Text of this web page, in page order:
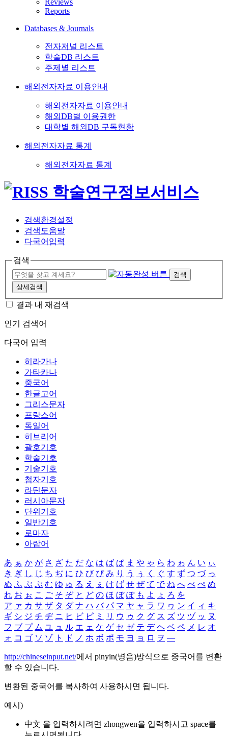
Reviews
Reports
Databases & Journals
전자저널 리스트
학술DB 리스트
주제별 리스트
해외전자자료 이용안내
해외전자자료 이용안내
해외DB별 이용권한
대학별 해외DB 구독현황
해외전자자료 통계
해외전자자료 통계
검색환경설정
검색도움말
다국어입력
검색
검색
상세검색
결과 내 재검색
인기 검색어
다국어 입력
히라가나
가타카나
중국어
한글고어
그리스문자
프랑스어
독일어
히브리어
괄호기호
학술기호
기술기호
첨자기호
라틴문자
러시아문자
단위기호
일반기호
로마자
아랍어
あ ぁ か が さ ざ た だ な は ば ぱ ま や ゃ ら わ ゎ ん い ぃ
き ぎ し じ ち ぢ に ひ び ぴ み り う ぅ く ぐ す ず つ づ っ
ぬ ふ ぶ ぷ む ゆ ゅ る え ぇ け げ せ ぜ て で ね へ べ ぺ め
れ お ぉ こ ご そ ぞ と ど の ほ ぼ ぽ も よ ょ ろ を
ア ァ カ サ ザ タ ダ ナ ハ バ パ マ ヤ ャ ラ ワ ヮ ン イ ィ キ
ギ シ ジ チ ヂ ニ ヒ ビ ピ ミ リ ウ ゥ ク グ ス ズ ツ ヅ ッ ヌ
フ ブ プ ム ユ ュ ル エ ェ ケ ゲ セ ゼ テ デ ヘ ベ ペ メ レ オ
ォ コ ゴ ソ ゾ ト ド ノ ホ ボ ポ モ ヨ ョ ロ ヲ ―
http://chineseinput.net/에서 pinyin(병음)방식으로 중국어를 변환
할 수 있습니다.
변환된 중국어를 복사하여 사용하시면 됩니다.
예시)
中文 을 입력하시려면 zhongwen을 입력하시고 space를